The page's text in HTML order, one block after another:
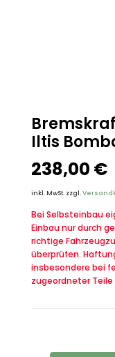
Iltis
238,00 €
inkl. MwSt. zzgl.
Bei Selbsteinbau
Einbau nur durch
richtige
überprüfen.
insbesondere bei
zugeordneter